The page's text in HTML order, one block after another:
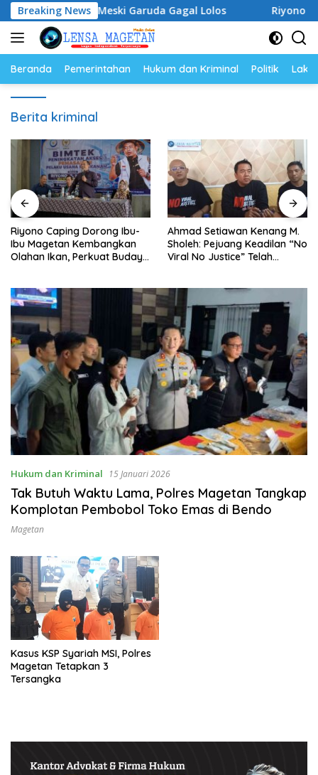
Langsung
ke
konten
Breaking NewsMeski Garuda Gagal Lolos Riyono Caping
Beranda Pemerintahan Hukum dan Kriminal Politik
Berita kriminal
Riyono Caping Dorong Ibu-
Ibu Magetan Kembangkan
Olahan Ikan, Perkuat Budaya
Ahmad Setiawan Kenang M.
Sholeh: Pejuang Keadilan “No
Viral No Justice” Telah
Hukum dan Kriminal 15 Januari 2026
Tak Butuh Waktu Lama, Polres Magetan Tangkap
Komplotan Pembobol Toko Emas di Bendo
Magetan
Kasus KSP Syariah MSI, Polres
Magetan Tetapkan 3
Tersangka